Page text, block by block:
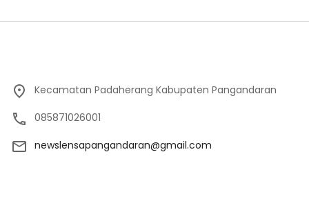
Kecamatan Padaherang Kabupaten Pangandaran
085871026001
newslensapangandaran@gmail.com